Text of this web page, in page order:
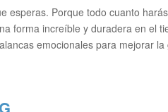
Porque todo cuanto
forma increíble y duradera en el
emocionales para mejorar